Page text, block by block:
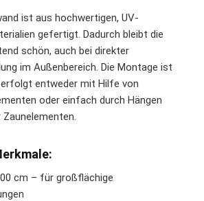
ist aus hochwertigen, UV-
gefertigt. Dadurch bleibt die
schön, auch bei direkter
im Außenbereich. Die Montage ist
entweder mit Hilfe von
oder einfach durch Hängen
Zaunelementen.
cm – für großflächige